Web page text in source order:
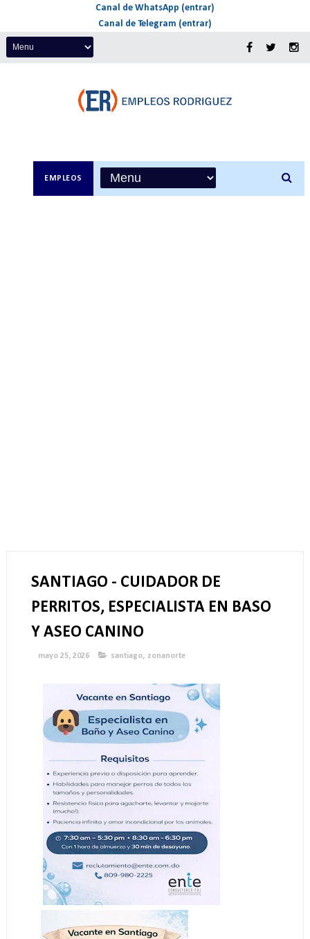
Canal de WhatsApp (entrar)
Canal de Telegram (entrar)
EMPLEOS
SANTIAGO - CUIDADOR DE
PERRITOS, ESPECIALISTA EN BASO
Y ASEO CANINO
mayo 25, 2026 santiago, zonanorte